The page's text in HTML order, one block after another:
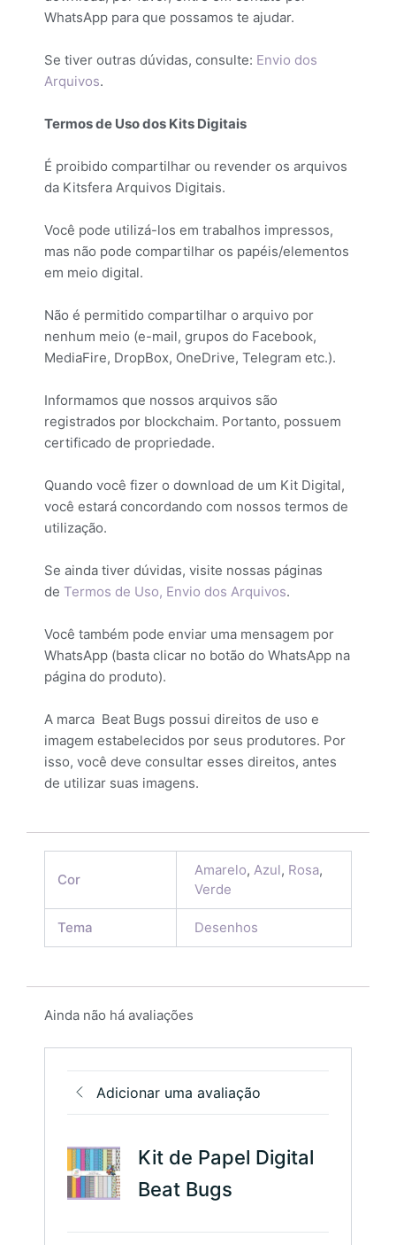
WhatsApp para que possamos te ajudar.
Se tiver outras dúvidas, consulte: Envio dos
Arquivos.
Termos de Uso dos Kits Digitais
É proibido compartilhar ou revender os arquivos
da Kitsfera Arquivos Digitais.
Você pode utilizá-los em trabalhos impressos,
mas não pode compartilhar os papéis/elementos
em meio digital.
Não é permitido compartilhar o arquivo por
nenhum meio (e-mail, grupos do Facebook,
MediaFire, DropBox, OneDrive, Telegram etc.).
Informamos que nossos arquivos são
registrados por blockchaim. Portanto, possuem
certificado de propriedade.
Quando você fizer o download de um Kit Digital,
você estará concordando com nossos termos de
utilização.
Se ainda tiver dúvidas, visite nossas páginas
de Termos de Uso, Envio dos Arquivos.
Você também pode enviar uma mensagem por
WhatsApp (basta clicar no botão do WhatsApp na
página do produto).
A marca Beat Bugs possui direitos de uso e
imagem estabelecidos por seus produtores. Por
isso, você deve consultar esses direitos, antes
de utilizar suas imagens.
Cor
Amarelo,Azul, Rosa,
Verde
Tema Desenhos
Ainda não há avaliações
Adicionar uma avaliação
Kit de Papel Digital
Beat Bugs